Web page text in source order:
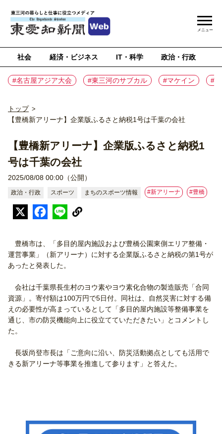
社会 経済・ビジネス IT・科学 政治・行政
#名古屋アジア大会 #東三河のサブカル #マケイン #
メニュー
トップ >
【豊橋新アリーナ】企業版ふるさと納税1号は千葉の会社
【豊橋新アリーナ】企業版ふるさと納税1
号は千葉の会社
2025/08/08 00:00（公開）
政治・行政 スポーツ まちのスポーツ情報 #新アリーナ #豊橋
豊橋市は、「多目的屋内施設および豊橋公園東側エリア整備・
運営事業」（新アリーナ）に対する企業版ふるさと納税の第1号が
あったと発表した。
会社は千葉県長生村のヨウ素やヨウ素化合物の製造販売「合同
資源」。寄付額は100万円で5日付。同社は、自然災害に対する備
えの必要性が高まっているとして「多目的屋内施設等整備事業を
通じ、市の防災機能向上に役立てていただきたい」とコメントし
た。
長坂尚登市長は「ご意向に沿い、防災活動拠点としても活用で
きる新アリーナ等事業を推進して参ります」と答えた。